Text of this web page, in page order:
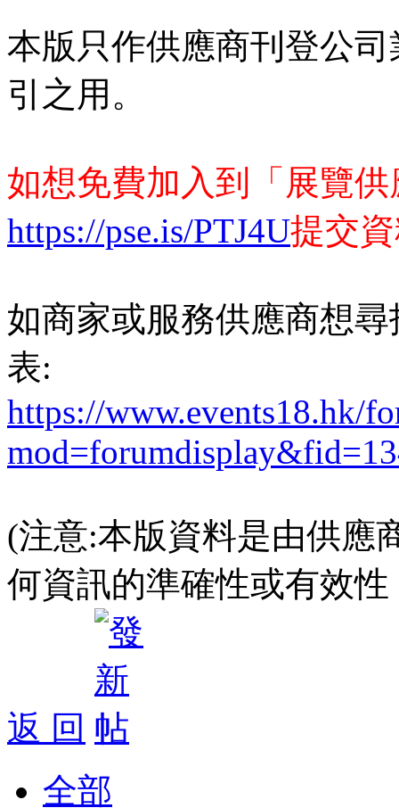
本版只作供應商刊登公
引之用。
如想免費加入到「展覽
https://pse.is/PTJ4U提交
如商家或服務供應商想
表:
https://www.events18.hk/
(注意:本版資料是由供應
何資訊的準確性或有效
返 回
全部